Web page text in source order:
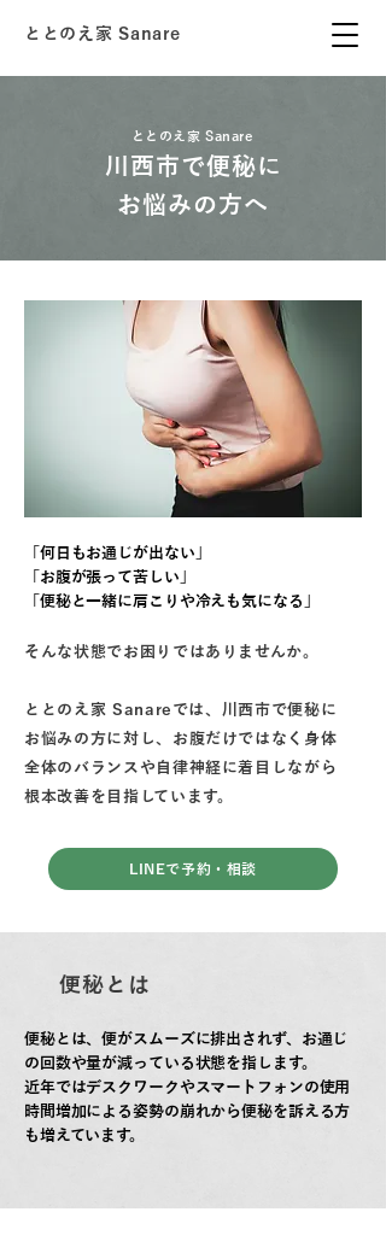
ととのえ家 Sanare
ととのえ家 Sanare
川西市で便秘に
お悩みの方へ
「何日もお通じが出ない」
「お腹が張って苦しい」
「便秘と一緒に肩こりや冷えも気になる」
そんな状態でお困りではありませんか。
ととのえ家 Sanareでは、川西市で便秘に
お悩みの方に対し、 お腹だけではなく身体
全体のバランスや自律神経に着目しながら
根本改善を目指しています。
LINEで予約・相談
便秘とは
便秘とは、便がスムーズに排出されず、 お通じ
の回数や量が減っている状態を指します。
近年ではデスクワークやスマートフォンの使用
時間増加による姿勢の崩れから便秘を訴える方
も増えています。